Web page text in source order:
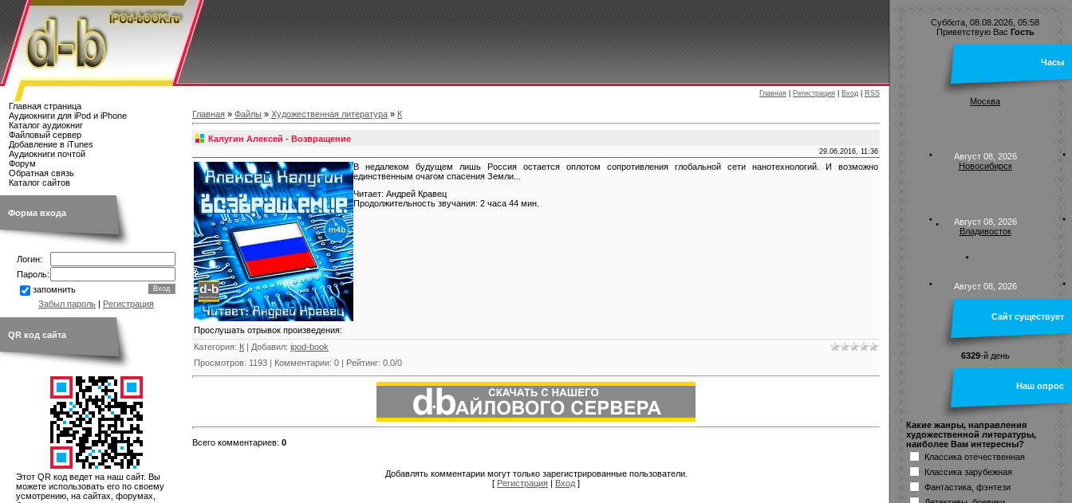
Главная Регистрация Вход RSS
Главная страница
Аудиокниги для iPod и iPhone
Каталог аудиокниг
Файловый сервер
Добавление в iTunes
Аудиокниги почтой
Форум
Обратная связь
Каталог сайтов
Форма входа
Логин:
Пароль:
запомнить
Забыл пароль | Регистрация
QR код сайта
Этот QR код ведет на наш сайт. Вы
можете использовать его по своему
усмотрению, на сайтах, форумах,
Главная » Файлы » Художественная литература » К
Калугин Алексей - Возвращение
29.06.2016, 11:36
В недалеком будущем лишь Россия остается оплотом сопротивления глобальной сети нанотехнологий. И возможно
единственным очагом спасения Земли...
Читает: Андрей Кравец
Продолжительность звучания: 2 часа 44 мин.
Прослушать отрывок произведения:
Категория: К | Добавил: ipod-book
Просмотров: 1193 | Комментарии: 0 | Рейтинг: 0.0/0
Всего комментариев: 0
Добавлять комментарии могут только зарегистрированные пользователи.
[ Регистрация | Вход ]
Суббота, 08.08.2026, 05:58
Приветствую Вас Гость
Часы
Москва
Август 08, 2026
Новосибирск
Август 08, 2026
Владивосток
Август 08, 2026
Сайт существует
6329-й день
Наш опрос
Какие жанры, направления
художественной литературы,
наиболее Вам интересны?
Классика отечественная
Классика зарубежная
Фантастика, фэнтези